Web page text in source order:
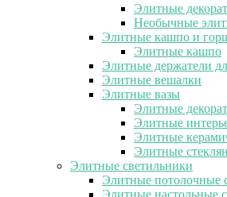
Элитные
Необычные
Элитные кашпо и
Элитные кашпо
Элитные держатели
Элитные вешалки
Элитные вазы
Элитные
Элитные
Элитные
Элитные
Элитные светильники
Элитные потолочные
Элитные настольные